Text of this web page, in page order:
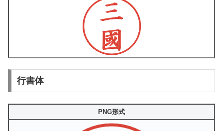
行書体
PNG形式